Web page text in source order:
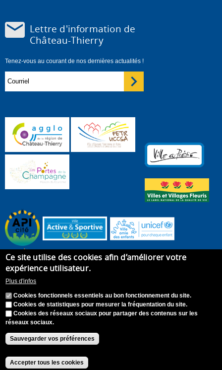
Lettre d'information de
Château-Thierry
Tenez-vous au courant de nos dernières actualités !
Accueil Plan du site
Appel à candidature
Contact
Accessibilité : Non conforme
Ce site utilise des cookies afin d’améliorer votre
expérience utilisateur.
Plus d'infos
Cookies fonctionnels essentiels au bon fonctionnement du site.
Cookies de statistiques pour mesurer la fréquentation du site.
Cookies des réseaux sociaux pour partager des contenus sur les
réseaux sociaux.
Sauvegarder vos préférences
Accepter tous les cookies